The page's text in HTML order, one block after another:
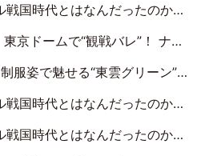
沢梨紗「『ハロプロやりたかったな』って言ったら、夢眠ねむさんに『てめえはでんぱ組．incなんだよ！』って肩パンされて(笑)」
も認めた「巨人に詳しすぎるアイドル」は元VENUSスクール生で杉内コーチ推し⁉
姿で魅せる“東雲グリーン”の正体
・Nao☆×Megu×Kaede「東京からオファーが来たのと、梨の皮剥きとどっちが大事なんだって」
武藤彩未×飯田らうら「正直、中3で辞めるというのを信じてなくて。そう言われてはいたけど、嘘でしょって」